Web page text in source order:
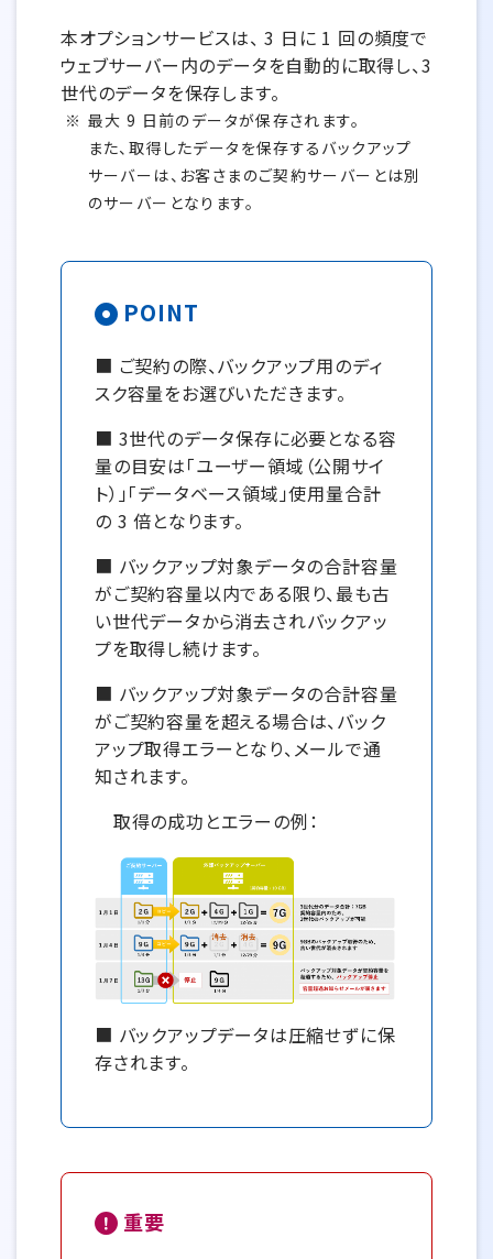
本オプションサービスは、 3 日に 1 回の頻度で
ウェブサーバー内のデータを自動的に取得し、3
世代のデータを保存します。
最大 9 日前のデータが保存されます。
また、取得したデータを保存するバックアップ
サーバーは、お客さまのご契約サーバーとは別
のサーバーとなります。
POINT
■ ご契約の際、バックアップ用のディ
スク容量をお選びいただきます。
■ 3世代のデータ保存に必要となる容
量の目安は「ユーザー領域（公開サイ
ト）」「データベース領域」使用量合計
の 3 倍となります。
■ バックアップ対象データの合計容量
がご契約容量以内である限り、最も古
い世代データから消去されバックアッ
プを取得し続けます。
■ バックアップ対象データの合計容量
がご契約容量を超える場合は、バック
アップ取得エラーとなり、メールで通
知されます。
取得の成功とエラーの例：
■ バックアップデータは圧縮せずに保
存されます。
重要